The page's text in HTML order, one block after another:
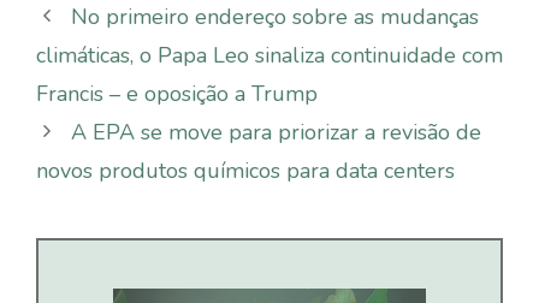
No primeiro endereço sobre as mudanças
climáticas, o Papa Leo sinaliza continuidade com
Francis – e oposição a Trump
A EPA se move para priorizar a revisão de
novos produtos químicos para data centers